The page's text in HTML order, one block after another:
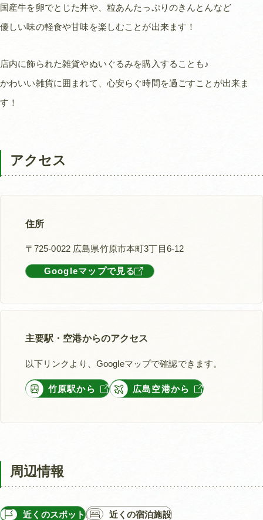
国産牛を卵でとじた丼や、粒あんたっぷりのきんとんなど
優しい味の軽食や甘味を楽しむことが出来ます！
店内に飾られた雑貨やぬいぐるみを購入することも♪
かわいい雑貨に囲まれて、心安らぐ時間を過ごすことが出来ま
す！
アクセス
住所
〒725-0022 広島県竹原市本町3丁目6-12
Googleマップで見る
主要駅・空港からのアクセス
以下リンクより、Googleマップで確認できます。
竹原駅から 広島空港から
周辺情報
近くのスポット 近くの宿泊施設